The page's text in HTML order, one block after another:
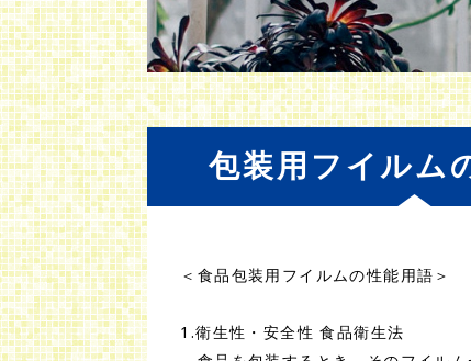
包装用フイルム
＜食品包装用フイルムの性能用語＞
1.衛生性・安全性 食品衛生法